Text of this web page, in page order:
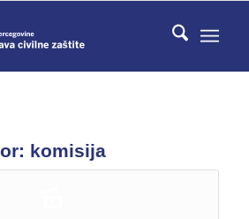
komisija